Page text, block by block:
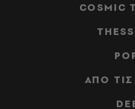
COSMIC
ΑΠΟ ΤΙΣ